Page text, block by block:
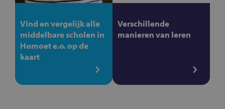
Vind en vergelijk alle
middelbare scholen in
Homoet e.o. op de
kaart
Verschillende
manieren van leren